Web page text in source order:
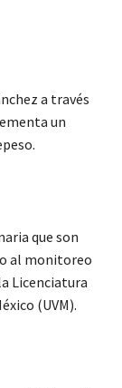
a través
un
que son
al monitoreo
Licenciatura
(UVM).